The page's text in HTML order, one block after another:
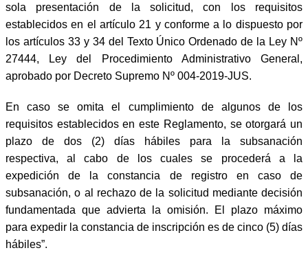
sola presentación de la solicitud, con los requisitos
establecidos en el artículo 21 y conforme a lo dispuesto por
los artículos 33 y 34 del Texto Único Ordenado de la Ley Nº
27444, Ley del Procedimiento Administrativo General,
aprobado por Decreto Supremo Nº 004-2019-JUS.
En caso se omita el cumplimiento de algunos de los
requisitos establecidos en este Reglamento, se otorgará un
plazo de dos (2) días hábiles para la subsanación
respectiva, al cabo de los cuales se procederá a la
expedición de la constancia de registro en caso de
subsanación, o al rechazo de la solicitud mediante decisión
fundamentada que advierta la omisión. El plazo máximo
para expedir la constancia de inscripción es de cinco (5) días
hábiles”.